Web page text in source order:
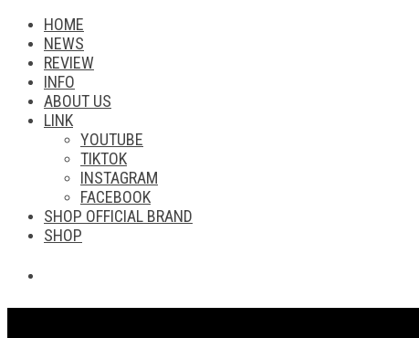
HOME
NEWS
REVIEW
INFO
ABOUT US
LINK
YOUTUBE
TIKTOK
INSTAGRAM
FACEBOOK
SHOP OFFICIAL BRAND
SHOP